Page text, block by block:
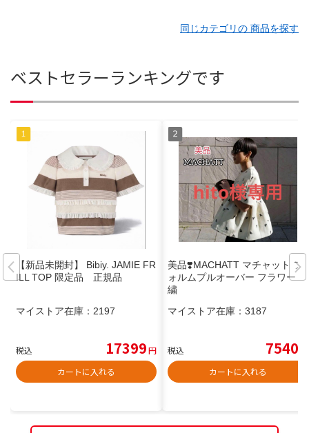
同じカテゴリの 商品を探す
ベストセラーランキングです
【新品未開封】 Bibiy. JAMIE FR
ILL TOP 限定品 正規品
マイストア在庫： 2197
税込 17399円
カートに入れる
美品❣️MACHATT マチャット フ
ォルムプルオーバー フラワー 刺
繍
マイストア在庫： 3187
税込 7540
カートに入れる